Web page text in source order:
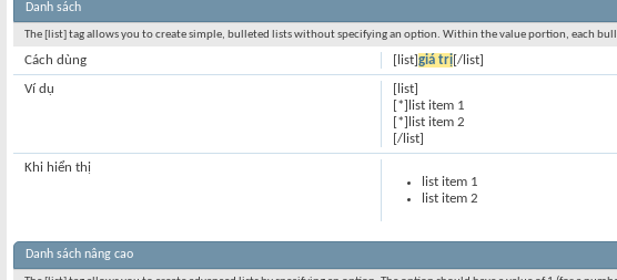
Danh sách
The [list] tag allows you to create simple, bulleted lists without specifying an option. Within the value portion, each
[list]giá trị[/list]
Cách dùng
[list]
[*]list item 1
[*]list item 2
[/list]
Ví dụ
list item 1
list item 2
Khi hiển thị
Danh sách nâng cao